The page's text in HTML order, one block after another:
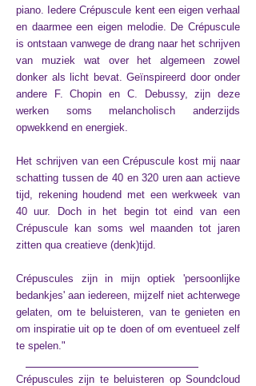
piano. Iedere Crépuscule kent een eigen verhaal
en daarmee een eigen melodie. De Crépuscule
is ontstaan vanwege de drang naar het schrijven
van muziek wat over het algemeen zowel
donker als licht bevat. Geïnspireerd door onder
andere F. Chopin en C. Debussy, zijn deze
werken soms melancholisch anderzijds
opwekkend en energiek.
Het schrijven van een Crépuscule kost mij naar
schatting tussen de 40 en 320 uren aan actieve
tijd, rekening houdend met een werkweek van
40 uur. Doch in het begin tot eind van een
Crépuscule kan soms wel maanden tot jaren
zitten qua creatieve (denk)tijd.
Crépuscules zijn in mijn optiek 'persoonlijke
bedankjes' aan iedereen, mijzelf niet achterwege
gelaten, om te beluisteren, van te genieten en
om inspiratie uit op te doen of om eventueel zelf
te spelen."
Crépuscules zijn te beluisteren op Soundcloud